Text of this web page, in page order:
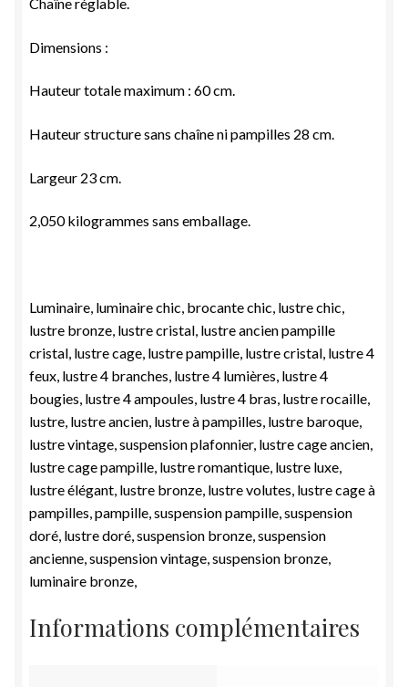
Dimensions :
Hauteur totale maximum : 60 cm.
Hauteur structure sans chaîne ni pampilles 28 cm.
Largeur 23 cm.
2,050 kilogrammes sans emballage.
Luminaire, luminaire chic, brocante chic, lustre chic,
lustre bronze, lustre cristal, lustre ancien pampille
cristal, lustre cage, lustre pampille, lustre cristal, lustre 4
feux, lustre 4 branches, lustre 4 lumières, lustre 4
bougies, lustre 4 ampoules, lustre 4 bras, lustre rocaille,
lustre, lustre ancien, lustre à pampilles, lustre baroque,
lustre vintage, suspension plafonnier, lustre cage ancien,
lustre cage pampille, lustre romantique, lustre luxe,
lustre élégant, lustre bronze, lustre volutes, lustre cage à
pampilles, pampille, suspension pampille, suspension
doré, lustre doré, suspension bronze, suspension
ancienne, suspension vintage, suspension bronze,
luminaire bronze,
Informations complémentaires